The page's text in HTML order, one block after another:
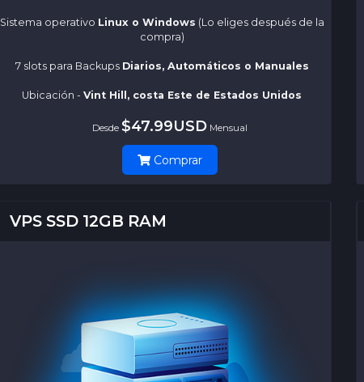
Sistema operativo Linux o Windows (Lo eliges después de la
compra)
7 slots para Backups Diarios, Automáticos o Manuales
Ubicación - Vint Hill, costa Este de Estados Unidos
Desde $47.99USD Mensual
Comprar
VPS SSD 12GB RAM